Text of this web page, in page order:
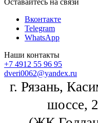
Вконтакте
Telegram
WhatsApp
Наши контакты
+7 4912 55 96 95
dveri0062@yandex.ru
г. Рязань,
шоссе,